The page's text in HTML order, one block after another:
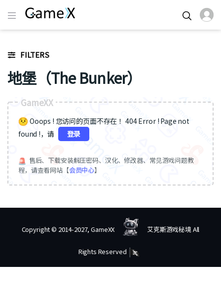
FILTERS
地堡（The Bunker）
GameXX
Ooops ! 您访问的页面不存在 ！404 Error ! Page not
found !，请
登录
售后、下载安装解压密码、汉化、修改器、常见游戏问题教
程，请查看网站【会员中心】
Copyright © 2014-2027, GameXX 艾克斯游戏秘境 All
Rights Reserved